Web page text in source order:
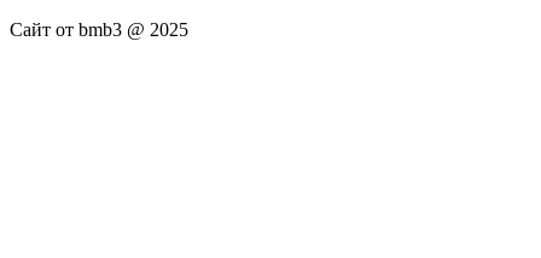
Сайт от bmb3 @ 2025